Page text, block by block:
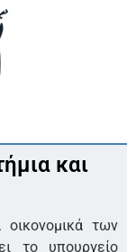
και
των
το υπουργείο